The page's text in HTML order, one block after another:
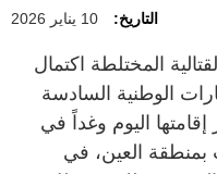
التاريخ: 10 يناير 2026
المختلطة اكتمال
الوطنية السادسة
إقامتها اليوم وغداً في
بمنطقة العين، في